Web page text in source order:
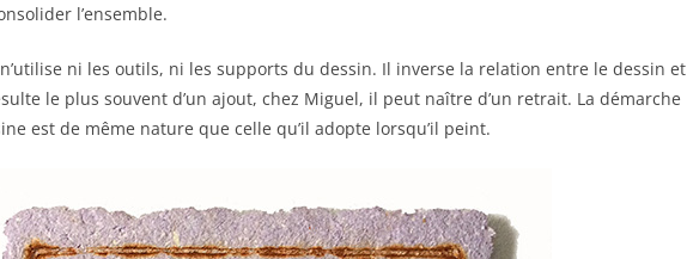
l’ensemble.
ni les outils, ni les supports du dessin. Il inverse la relation entre le dessin et
le plus souvent d’un ajout, chez Miguel, il peut naître d’un retrait. La démarche
est de même nature que celle qu’il adopte lorsqu’il peint.